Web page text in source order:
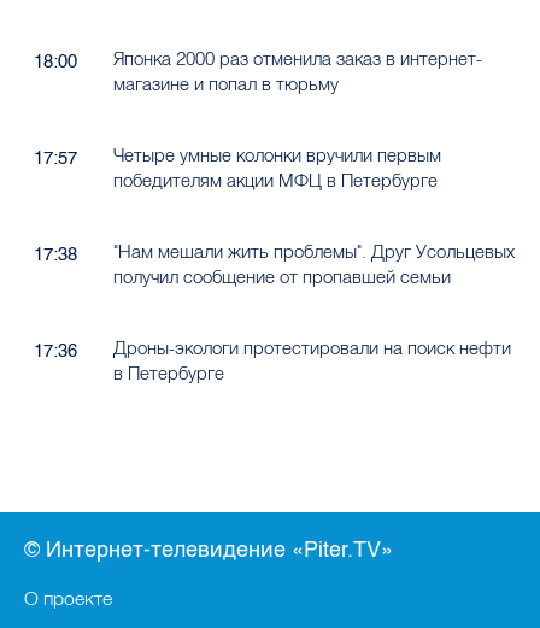
18:00
Японка 2000 раз отменила заказ в интернет-
магазине и попал в тюрьму
17:57
Четыре умные колонки вручили первым
победителям акции МФЦ в Петербурге
17:38
"Нам мешали жить проблемы". Друг Усольцевых
получил сообщение от пропавшей семьи
17:36
Дроны-экологи протестировали на поиск нефти
в Петербурге
© Интернет-телевидение «Piter.TV»
О проекте